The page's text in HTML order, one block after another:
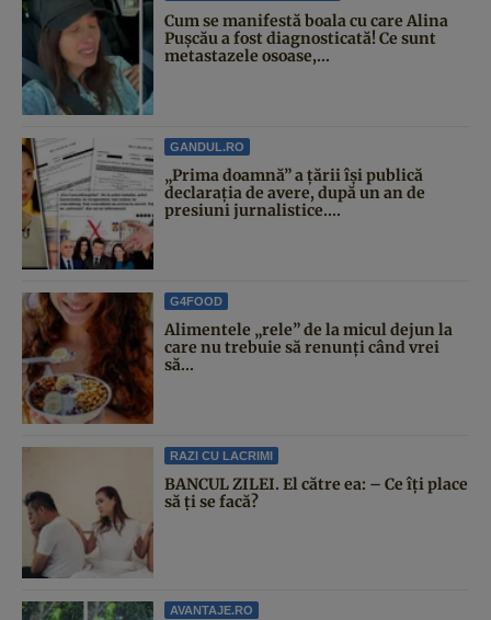
Cum se manifestă boala cu care Alina
Pușcău a fost diagnosticată! Ce sunt
metastazele osoase,...
GANDUL.RO
„Prima doamnă” a țării își publică
declarația de avere, după un an de
presiuni jurnalistice....
G4FOOD
Alimentele „rele” de la micul dejun la
care nu trebuie să renunți când vrei
să...
RAZI CU LACRIMI
BANCUL ZILEI. El către ea: – Ce îți place
să ți se facă?
AVANTAJE.RO